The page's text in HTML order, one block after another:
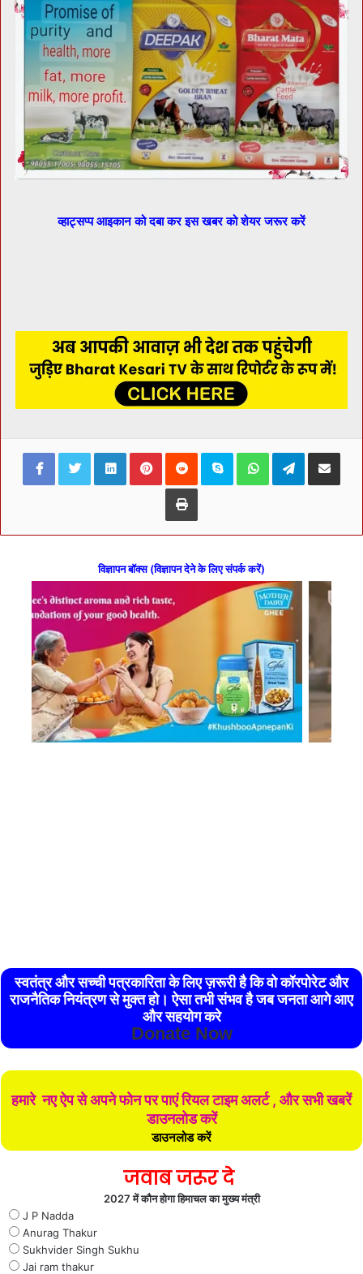
व्हाट्सप्प आइकान को दबा कर इस खबर को शेयर जरूर करें
FacebookTwitterLinkedInPinterestReddit Skype WhatsAppTelegramShare via
Print
विज्ञापन बॉक्स (विज्ञापन देने के लिए संपर्क करें)
स्वतंत्र और सच्ची पत्रकारिता के लिए ज़रूरी है कि वो कॉरपोरेट और
राजनैतिक नियंत्रण से मुक्त हो। ऐसा तभी संभव है जब जनता आगे आए
और सहयोग करे
Donate Now
हमारे नए ऐप से अपने फोन पर पाएं रियल टाइम अलर्ट , और सभी खबरें
डाउनलोड करें
डाउनलोड करें
जवाब जरूर दे
2027 में कौन होगा हिमाचल का मुख्य मंत्री
J P Nadda
Anurag Thakur
Sukhvider Singh Sukhu
Jai ram thakur